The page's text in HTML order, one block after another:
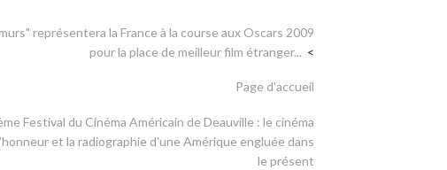
représentera la France à la course aux Oscars 2009
pour la place de meilleur film étranger...
Page d'accueil
Festival du Cinéma Américain de Deauville : le cinéma
et la radiographie d'une Amérique engluée dans
le présent